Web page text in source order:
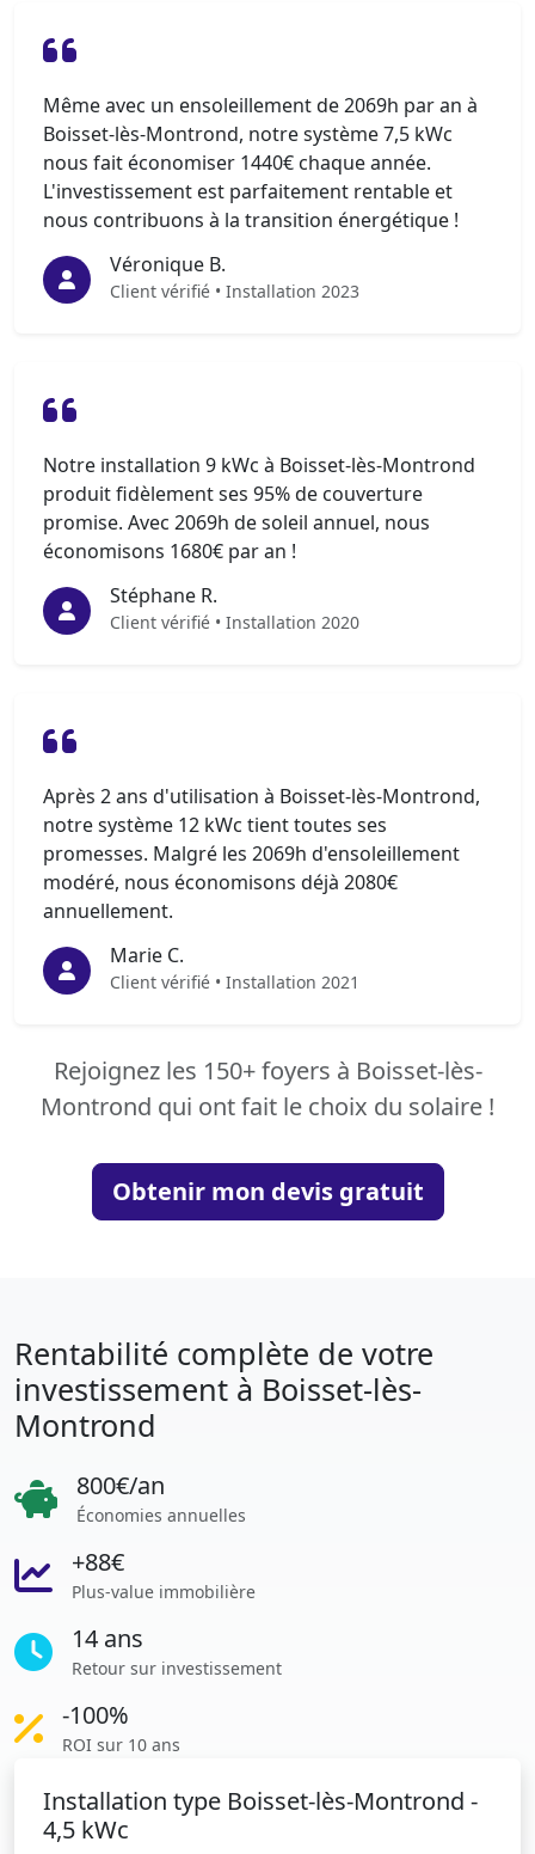
Même avec un ensoleillement de 2069h par an à
Boisset-lès-Montrond, notre système 7,5 kWc
nous fait économiser 1440€ chaque année.
L'investissement est parfaitement rentable et
nous contribuons à la transition énergétique !
Véronique B.
Client vérifié • Installation 2023
Notre installation 9 kWc à Boisset-lès-Montrond
produit fidèlement ses 95% de couverture
promise. Avec 2069h de soleil annuel, nous
économisons 1680€ par an !
Stéphane R.
Client vérifié • Installation 2020
Après 2 ans d'utilisation à Boisset-lès-Montrond,
notre système 12 kWc tient toutes ses
promesses. Malgré les 2069h d'ensoleillement
modéré, nous économisons déjà 2080€
annuellement.
Marie C.
Client vérifié • Installation 2021
Rejoignez les 150+ foyers à Boisset-lès-
Montrond qui ont fait le choix du solaire !
Obtenir mon devis gratuit
Rentabilité complète de votre
investissement à Boisset-lès-
Montrond
800€/an
Économies annuelles
+88€
Plus-value immobilière
14 ans
Retour sur investissement
-100%
ROI sur 10 ans
Installation type Boisset-lès-Montrond -
4,5 kWc